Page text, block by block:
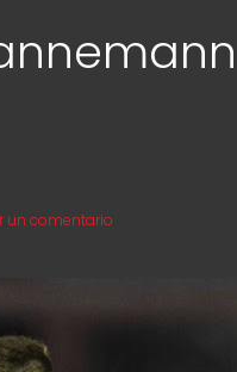
un comentario